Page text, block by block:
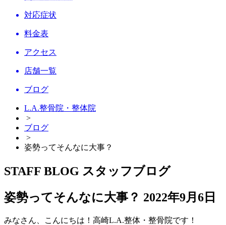
対応症状
料金表
アクセス
店舗一覧
ブログ
L.A.整骨院・整体院
>
ブログ
>
姿勢ってそんなに大事？
STAFF BLOG スタッフブログ
姿勢ってそんなに大事？ 2022年9月6日
みなさん、こんにちは！高崎L.A.整体・整骨院です！